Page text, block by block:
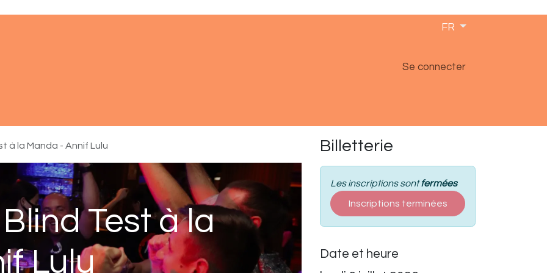
FR
Se connecter
à la Manda - Annif Lulu
Test à la
Lulu
Billetterie
Les inscriptions sontfermées
Inscriptions terminées
Date et heure